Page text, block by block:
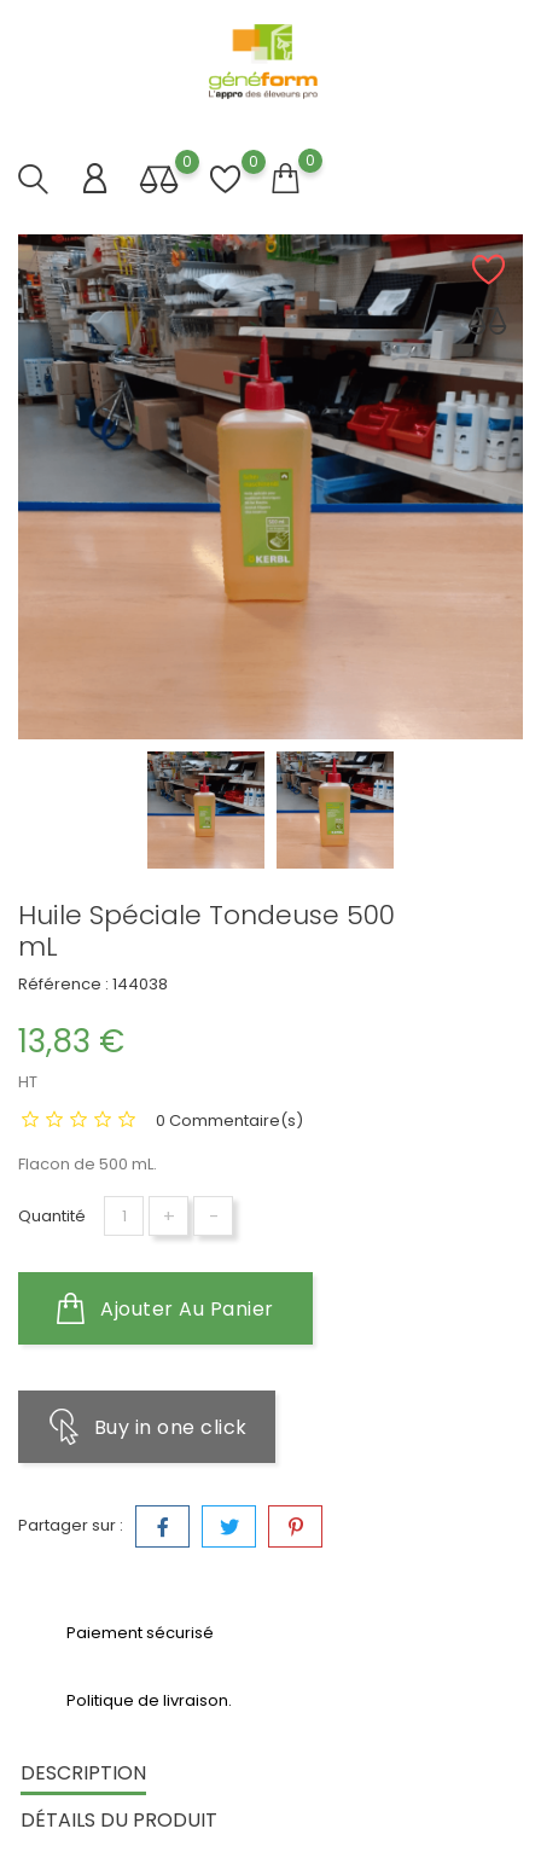
0 0 0
Huile Spéciale Tondeuse 500
mL
Référence : 144038
13,83 €
HT
0 Commentaire(s)
Flacon de 500 mL.
Quantité + -
Ajouter Au Panier
Buy in one click
Partager sur :
Paiement sécurisé
Politique de livraison.
DESCRIPTION
DÉTAILS DU PRODUIT